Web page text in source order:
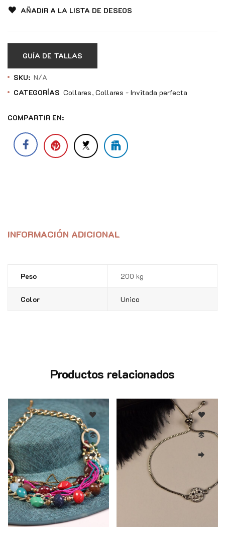
AÑADIR A LA LISTA DE DESEOS
GUÍA DE TALLAS
SKU: N/A
CATEGORÍAS Collares Collares - Invitada perfecta
COMPARTIR EN:
INFORMACIÓN ADICIONAL
Peso 200 kg
Color Unico
Productos relacionados